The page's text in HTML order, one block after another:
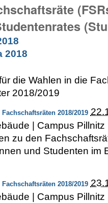
2018
die Wahlen in die
2018/2019
2018/2019
| Campus Pillnitz
zu den
und Studenten im
2018/2019
| Campus Pillnitz